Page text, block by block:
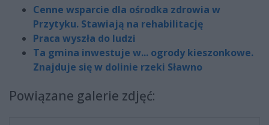
Cenne wsparcie dla ośrodka zdrowia w
Przytyku. Stawiają na rehabilitację
Praca wyszła do ludzi
Ta gmina inwestuje w... ogrody kieszonkowe.
Znajduje się w dolinie rzeki Sławno
Powiązane galerie zdjęć: